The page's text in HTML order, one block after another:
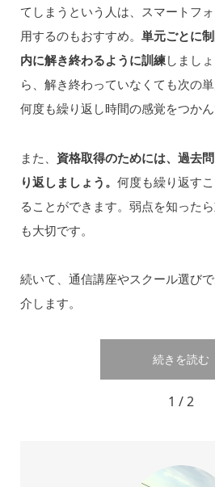
てしまうという人は、スマートフ
用するのもおすすめ。 単元ごとに
内に解き終わるように訓練しまし
ら、解き終わっていなくても次の
何度も繰り返し時間の感覚をつかん
また、 資格取得のためには、過去
り返しましょう。 何度も繰り返す
ることができます。弱点を知った
も大切です。
続いて、通信講座やスクール選び
介します。
続きを読む
1 / 2